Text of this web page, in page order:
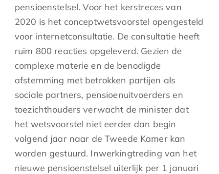
pensioenstelsel. Voor het kerstreces van
2020 is het conceptwetsvoorstel opengesteld
voor internetconsultatie. De consultatie heeft
ruim 800 reacties opgeleverd. Gezien de
complexe materie en de benodigde
afstemming met betrokken partijen als
sociale partners, pensioenuitvoerders en
toezichthouders verwacht de minister dat
het wetsvoorstel niet eerder dan begin
volgend jaar naar de Tweede Kamer kan
worden gestuurd. Inwerkingtreding van het
nieuwe pensioenstelsel uiterlijk per 1 januari